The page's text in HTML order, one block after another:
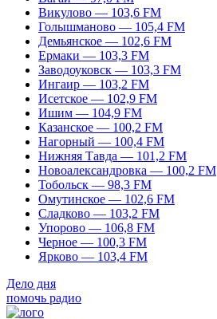
Викулово — 103,6 FM
Голышманово — 105,4 FM
Демьянское — 102,6 FM
Ермаки — 103,3 FM
Заводоуковск — 103,3 FM
Ингаир — 103,2 FM
Исетское — 102,9 FM
Ишим — 104,9 FM
Казанское — 100,2 FM
Нагорный — 100,4 FM
Нижняя Тавда — 101,2 FM
Новоалександровка — 100,2 FM
Тобольск — 98,3 FM
Омутинское — 102,6 FM
Сладково — 103,2 FM
Упорово — 106,8 FM
Черное — 100,3 FM
Ярково — 103,4 FM
Дело дня
помочь радио